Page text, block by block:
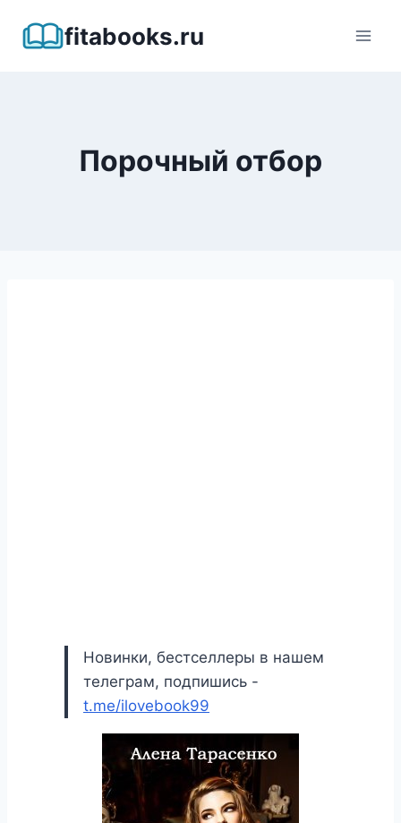
fitabooks.ru
Порочный отбор
Новинки, бестселлеры в нашем
телеграм, подпишись -
t.me/ilovebook99